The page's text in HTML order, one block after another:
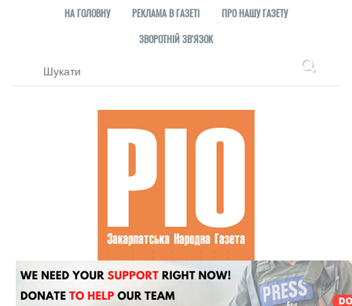
НА ГОЛОВНУ РЕКЛАМА В ГАЗЕТІ
ПРО НАШУ ГАЗЕТУ
ЗВОРОТНІЙ ЗВ'ЯЗОК